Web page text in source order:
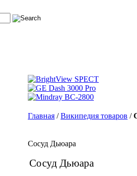
Главная /Википедия товаров /
Сосуд Дьюара
Сосуд Дьюара